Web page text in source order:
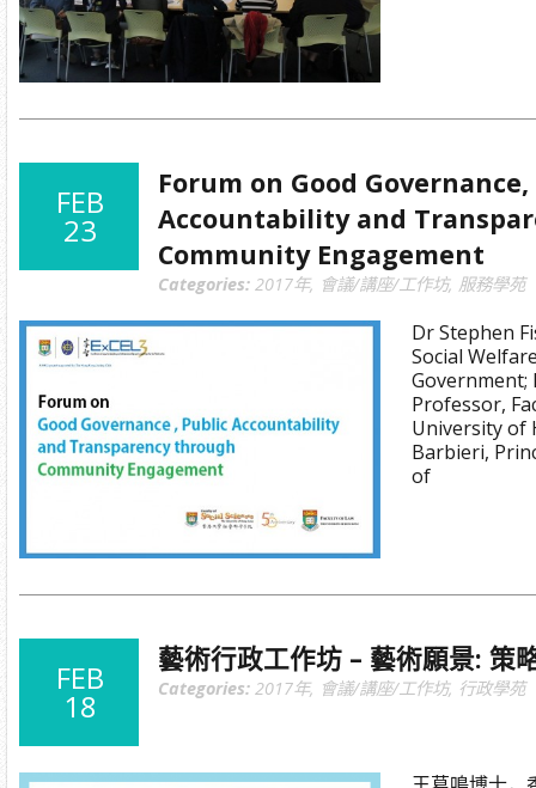
FEB
23
Forum on Good
Accountability and
Community Engagement
Categories: 2017年, 會議/講座/工作坊, 服務學苑
Dr Stephen
Social
Government;
Professor,
University of
Barbieri,
of
FEB
18
藝術行政工作坊 – 藝術願景: 策
Categories: 2017年, 會議/講座/工作坊, 行政學苑